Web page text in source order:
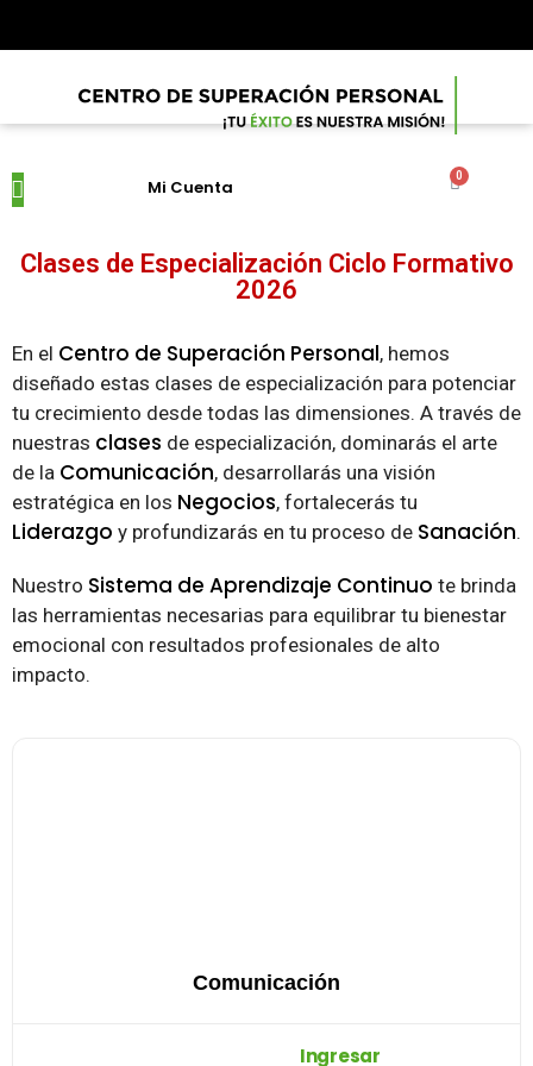
Mi Cuenta
0
Clases de Especialización Ciclo Formativo
2026
En el Centro de Superación Personal, hemos
diseñado estas clases de especialización para potenciar
tu crecimiento desde todas las dimensiones. A través de
nuestras clases de especialización, dominarás el arte
de la Comunicación, desarrollarás una visión
estratégica en los Negocios, fortalecerás tu
Liderazgo y profundizarás en tu proceso de Sanación.
Nuestro Sistema de Aprendizaje Continuo te brinda
las herramientas necesarias para equilibrar tu bienestar
emocional con resultados profesionales de alto
impacto.
Comunicación
Ingresar